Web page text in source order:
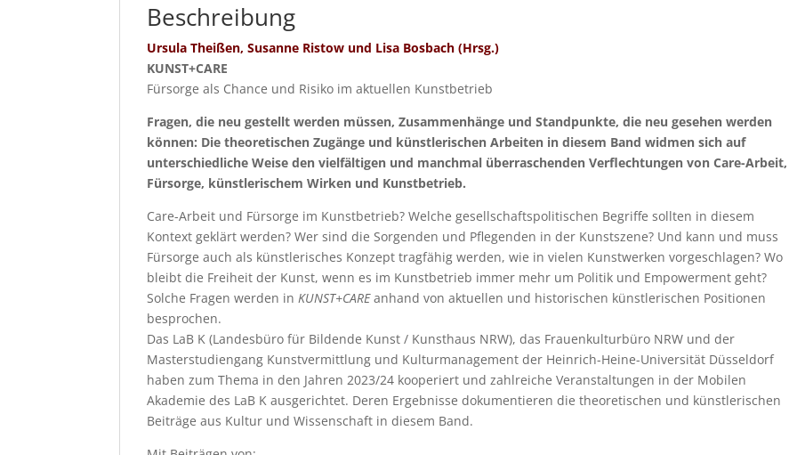
Beschreibung
Ursula Theißen, Susanne Ristow und Lisa Bosbach (Hrsg.)
KUNST+CARE
Fürsorge als Chance und Risiko im aktuellen Kunstbetrieb
Fragen, die neu gestellt werden müssen, Zusammenhänge und Standpunkte, die neu gesehen werden
können: Die theoretischen Zugänge und künstlerischen Arbeiten in diesem Band widmen sich auf
unterschiedliche Weise den vielfältigen und manchmal überraschenden Verflechtungen von Care-Arbeit,
Fürsorge, künstlerischem Wirken und Kunstbetrieb.
Care-Arbeit und Fürsorge im Kunstbetrieb? Welche gesellschaftspolitischen Begriffe sollten in diesem
Kontext geklärt werden? Wer sind die Sorgenden und Pflegenden in der Kunstszene? Und kann und muss
Fürsorge auch als künstlerisches Konzept tragfähig werden, wie in vielen Kunstwerken vorgeschlagen? Wo
bleibt die Freiheit der Kunst, wenn es im Kunstbetrieb immer mehr um Politik und Empowerment geht?
Solche Fragen werden inKUNST+CAREanhand von aktuellen und historischen künstlerischen Positionen
besprochen.
Das LaB K (Landesbüro für Bildende Kunst / Kunsthaus NRW), das Frauenkulturbüro NRW und der
Masterstudiengang Kunstvermittlung und Kulturmanagement der Heinrich-Heine-Universität Düsseldorf
haben zum Thema in den Jahren 2023/24 kooperiert und zahlreiche Veranstaltungen in der Mobilen
Akademie des LaB K ausgerichtet. Deren Ergebnisse dokumentieren die theoretischen und künstlerischen
Beiträge aus Kultur und Wissenschaft in diesem Band.